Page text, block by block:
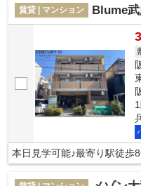
賃貸 | マンション Blume
本日見学可能♪最寄り駅徒